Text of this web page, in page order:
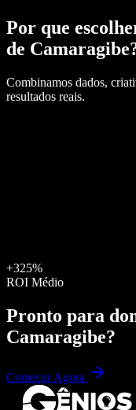
Por que
de Camaragibe
Combinamos dados,
resultados reais.
+325%
ROI Médio
Pronto para
Camaragibe?
Começar Agora